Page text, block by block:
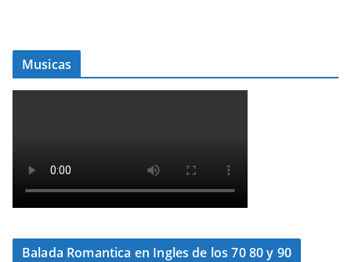
Musicas
Balada Romantica en Ingles de los 70 80 y 90